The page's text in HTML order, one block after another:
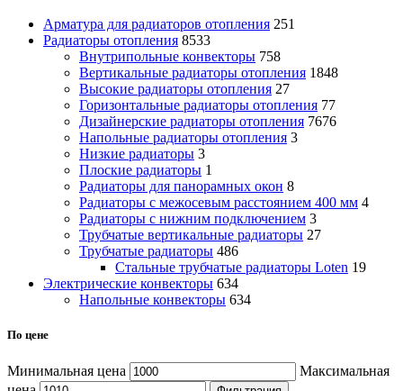
Арматура для радиаторов отопления 251
Радиаторы отопления 8533
Внутрипольные конвекторы 758
Вертикальные радиаторы отопления 1848
Высокие радиаторы отопления 27
Горизонтальные радиаторы отопления 77
Дизайнерские радиаторы отопления 7676
Напольные радиаторы отопления 3
Низкие радиаторы 3
Плоские радиаторы 1
Радиаторы для панорамных окон 8
Радиаторы с межосевым расстоянием 400 мм 4
Радиаторы с нижним подключением 3
Трубчатые вертикальные радиаторы 27
Трубчатые радиаторы 486
Cтальные трубчатые радиаторы Loten 19
Электрические конвекторы 634
Напольные конвекторы 634
По цене
Минимальная цена
Максимальная